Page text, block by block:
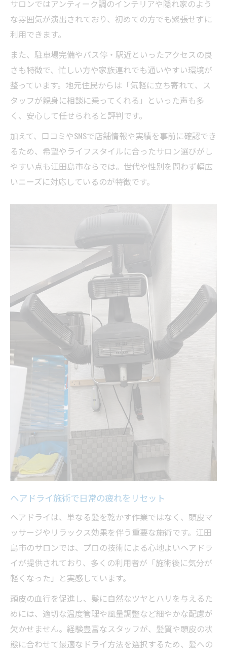
サロンではアンティーク調のインテリアや隠れ家のよう
な雰囲気が演出されており、初めての方でも緊張せずに
利用できます。
また、駐車場完備やバス停・駅近といったアクセスの良
さも特徴で、忙しい方や家族連れでも通いやすい環境が
整っています。地元住民からは「気軽に立ち寄れて、ス
タッフが親身に相談に乗ってくれる」といった声も多
く、安心して任せられると評判です。
加えて、口コミやSNSで店舗情報や実績を事前に確認でき
るため、希望やライフスタイルに合ったサロン選びがし
やすい点も江田島市ならでは。世代や性別を問わず幅広
いニーズに対応しているのが特徴です。
ヘアドライ施術で日常の疲れをリセット
ヘアドライは、単なる髪を乾かす作業ではなく、頭皮マ
ッサージやリラックス効果を伴う重要な施術です。江田
島市のサロンでは、プロの技術による心地よいヘアドラ
イが提供されており、多くの利用者が「施術後に気分が
軽くなった」と実感しています。
頭皮の血行を促進し、髪に自然なツヤとハリを与えるた
めには、適切な温度管理や風量調整など細やかな配慮が
欠かせません。経験豊富なスタッフが、髪質や頭皮の状
態に合わせて最適なドライ方法を選択するため、髪への